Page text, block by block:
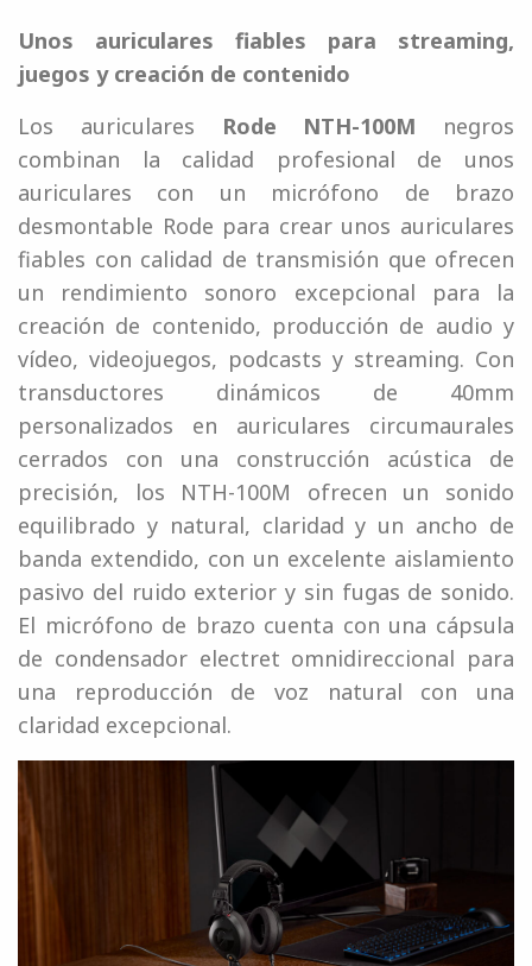
Unos auriculares fiables para streaming,
juegos y creación de contenido
Los auriculares
Rode NTH-100M negros
combinan la calidad profesional de unos
auriculares con un micrófono de brazo
desmontable Rode para crear unos auriculares
fiables con calidad de transmisión que ofrecen
un rendimiento sonoro excepcional para la
creación de contenido, producción de audio y
vídeo, videojuegos, podcasts y streaming. Con
transductores dinámicos de 40mm
personalizados en auriculares circumaurales
cerrados con una construcción acústica de
precisión, los NTH-100M ofrecen un sonido
equilibrado y natural, claridad y un ancho de
banda extendido, con un excelente aislamiento
pasivo del ruido exterior y sin fugas de sonido.
El micrófono de brazo cuenta con una cápsula
de condensador electret omnidireccional para
una reproducción de voz natural con una
claridad excepcional.